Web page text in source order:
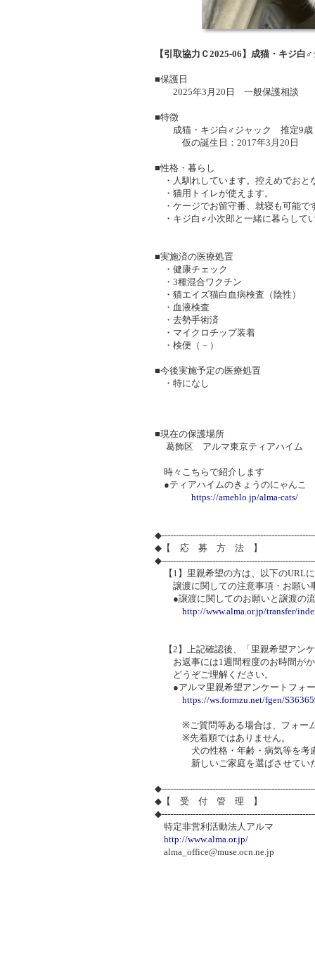
【引取協力Ｃ2025-06】成猫・キジ
■保護日
2025年3月20日 一般保護相談
■特徴
成猫・キジ白♂ジャック 推定9歳
仮の誕生日：2017年3月20日
■性格・暮らし
・人馴れしています。控えめでおと
・猫用トイレが使えます。
・ケージでお留守番、就寝も可能で
・キジ白♂小次郎と一緒に暮らして
■実施済の医療処置
・健康チェック
・3種混合ワクチン
・猫エイズ猫白血病検査（陰性）
・血液検査
・去勢手術済
・マイクロチップ装着
・検便（－）
■今後実施予定の医療処置
・特になし
■現在の保護場所
葛飾区 アルマ東京ティアハイム
時々こちらで紹介します
●ティアハイムのきょうのにゃんこ
https://ameblo.jp/alma-cats/
◆【 応 募 方 法 】
【1】里親希望の方は、以下のURL
譲渡に関しての注意事項・お願い
●譲渡に関してのお願いと譲渡の
http://www.alma.or.jp/transfer/
【2】上記確認後、「里親希望アン
お返事には1週間程度のお時間がか
どうぞご理解ください。
●アルマ里親希望アンケートフォ
https://ws.formzu.net/fgen/
※ご質問等ある場合は、フォーム
※先着順ではありません。
犬の性格・年齢・病気等を考慮
新しいご家庭を選ばさせていた
◆【 受 付 管 理 】
特定非営利活動法人アルマ
http://www.alma.or.jp/
alma_office@muse.ocn.ne.jp